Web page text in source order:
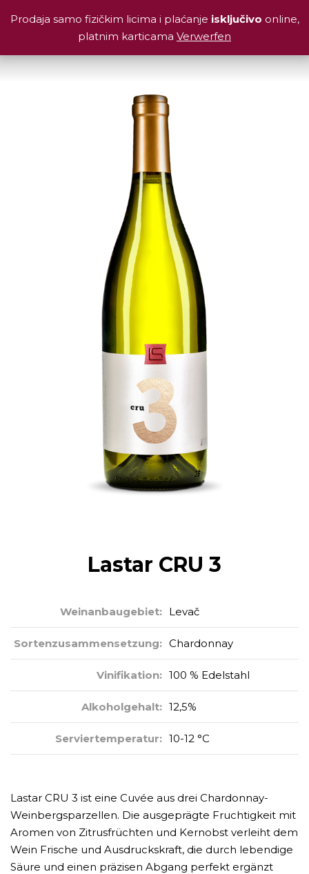
Lastar CRU 3
Weinanbaugebiet: Levač
Sortenzusammensetzung: Chardonnay
Vinifikation: 100 % Edelstahl
Alkoholgehalt: 12,5%
Serviertemperatur: 10-12 °C
Lastar CRU 3 ist eine Cuvée aus drei Chardonnay-
Weinbergsparzellen. Die ausgeprägte Fruchtigkeit mit
Aromen von Zitrusfrüchten und Kernobst verleiht dem
Wein Frische und Ausdruckskraft, die durch lebendige
Säure und einen präzisen Abgang perfekt ergänzt
Prodaja samo fizičkim licima i plaćanje isključivo online,
platnim karticama Verwerfen